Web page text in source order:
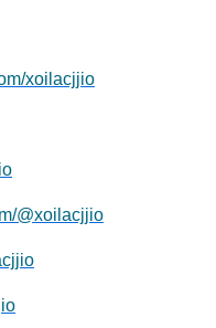
xoilacjjio
@xoilacjjio